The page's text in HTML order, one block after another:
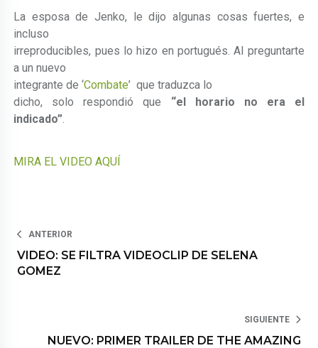
La esposa de Jenko, le dijo algunas cosas fuertes, e
incluso
irreproducibles, pues lo hizo en portugués. Al preguntarte
a un nuevo
integrante de ‘Combate’ que traduzca lo
dicho, solo respondió que “el horario no era el
indicado”.
MIRA EL VIDEO AQUÍ
ANTERIOR
VIDEO: SE FILTRA VIDEOCLIP DE SELENA
GOMEZ
SIGUIENTE
NUEVO: PRIMER TRAILER DE THE AMAZING